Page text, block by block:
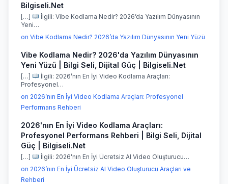
Bilgiseli.Net
[…]
İlgili: Vibe Kodlama Nedir? 2026’da Yazılım Dünyasının
Yeni…
on Vibe Kodlama Nedir? 2026’da Yazılım Dünyasının Yeni Yüzü
Vibe Kodlama Nedir? 2026'da Yazılım Dünyasının
Yeni Yüzü | Bilgi Seli, Dijital Güç | Bilgiseli.Net
[…]
İlgili: 2026’nın En İyi Video Kodlama Araçları:
Profesyonel…
on 2026’nın En İyi Video Kodlama Araçları: Profesyonel
Performans Rehberi
2026'nın En İyi Video Kodlama Araçları:
Profesyonel Performans Rehberi | Bilgi Seli, Dijital
Güç | Bilgiseli.Net
[…]
İlgili: 2026’nın En İyi Ücretsiz AI Video Oluşturucu…
on 2026’nın En İyi Ücretsiz AI Video Oluşturucu Araçları ve
Rehberi